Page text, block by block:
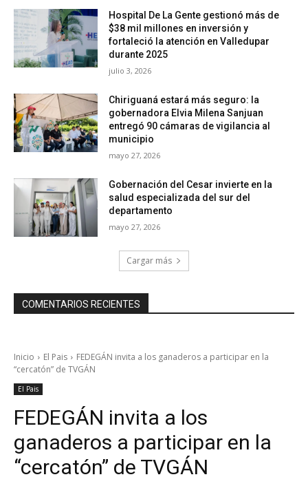
Hospital De La Gente gestionó más de
$38 mil millones en inversión y
fortaleció la atención en Valledupar
durante 2025
julio 3, 2026
Chiriguaná estará más seguro: la
gobernadora Elvia Milena Sanjuan
entregó 90 cámaras de vigilancia al
municipio
mayo 27, 2026
Gobernación del Cesar invierte en la
salud especializada del sur del
departamento
mayo 27, 2026
Cargar más
COMENTARIOS RECIENTES